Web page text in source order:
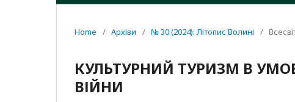
Home / Архіви / № 30 (2024): Літопис Волині /
КУЛЬТУРНИЙ ТУРИЗМ В
ВІЙНИ